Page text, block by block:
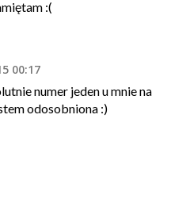
:(
00:17
numer jeden u mnie na
odosobniona :)